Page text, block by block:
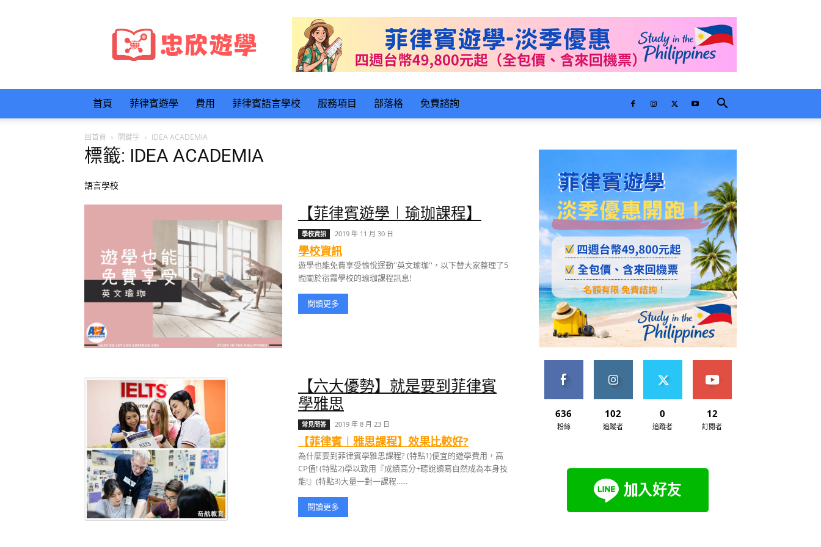
欣
遊
首頁 菲律賓遊學 費用 菲律賓語言學校 服務項目 部落格 免費諮詢
回首頁 關鍵字 IDEA ACADEMIA
標籤: IDEA ACADEMIA
語言學校
【菲律賓遊學︱瑜珈課程】
學校資訊 2019 年 11 月 30 日
學校資訊
遊學也能免費享受愉悅運動''英文瑜珈''，以下替大家整理了5
間關於宿霧學校的瑜珈課程訊息!
閱讀更多
【六大優勢】就是要到菲律賓
學雅思
常見問答 2019 年 8 月 23 日
【菲律賓︱雅思課程】效果比較好?
為什麼要到菲律賓學雅思課程? (特點1)便宜的遊學費用，高
CP值! (特點2)學以致用『成績高分+聽說讀寫自然成為本身技
能!』(特點3)大量一對一課程......
閱讀更多
636
粉絲
102
追蹤者
0
追蹤者
12
訂閱者